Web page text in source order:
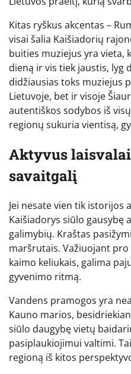
Kitas ryškus akcentas –
visai šalia Kaišiadorių
buities muziejus yra vieta,
dieną ir vis tiek jaustis, lyg
didžiausias toks muziejus
Lietuvoje, bet ir visoje
autentiškos sodybos iš
regionų sukuria vientisą,
Aktyvus
savaitgalį
Jei nesate vien tik istorijos
Kaišiadorys siūlo gausybę
galimybių. Kraštas
maršrutais. Važiuojant
kaimo keliukais, galima
gyvenimo ritmą.
Vandens pramogos yra
Kauno marios,
siūlo daugybę vietų
pasiplaukiojimui valtimi.
regioną iš kitos